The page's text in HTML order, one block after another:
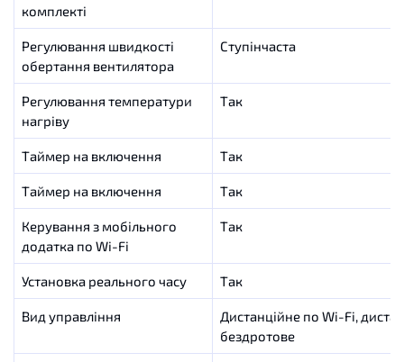
комплекті
Регулювання швидкості
обертання вентилятора
Cтупінчаста
Регулювання температури
нагріву
Так
Таймер на включення Так
Таймер на включення Так
Керування з мобільного
додатка по Wi-Fi
Так
Установка реального часу Так
Вид управління
Дистанційне по Wi-Fi,
бездротове